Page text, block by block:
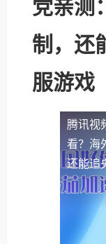
党亲测
制，还
服游戏
腾讯视
看？海
还能追